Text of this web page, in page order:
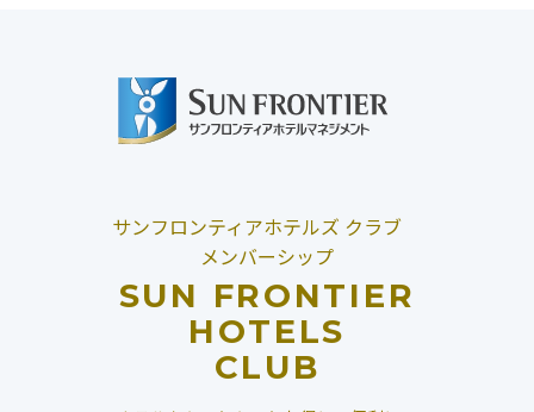
サンフロンティアホテルズ クラブ
メンバーシップ
SUN FRONTIER
HOTELS
CLUB